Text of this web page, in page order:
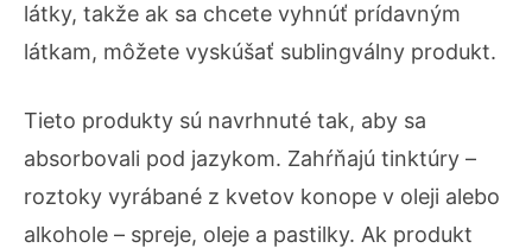
látky, takže ak sa chcete vyhnúť prídavným
látkam, môžete vyskúšať sublingválny produkt.
Tieto produkty sú navrhnuté tak, aby sa
absorbovali pod jazykom. Zahŕňajú tinktúry –
roztoky vyrábané z kvetov konope v oleji alebo
alkohole – spreje, oleje a pastilky. Ak produkt